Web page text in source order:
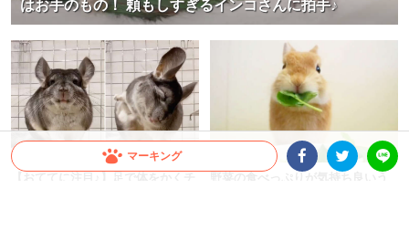
マーキング
はお手のもの！ 頼もしすぎるインコさんに拍手♪